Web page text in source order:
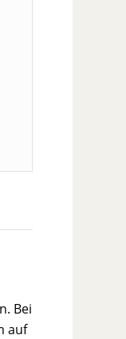
Bei
auf